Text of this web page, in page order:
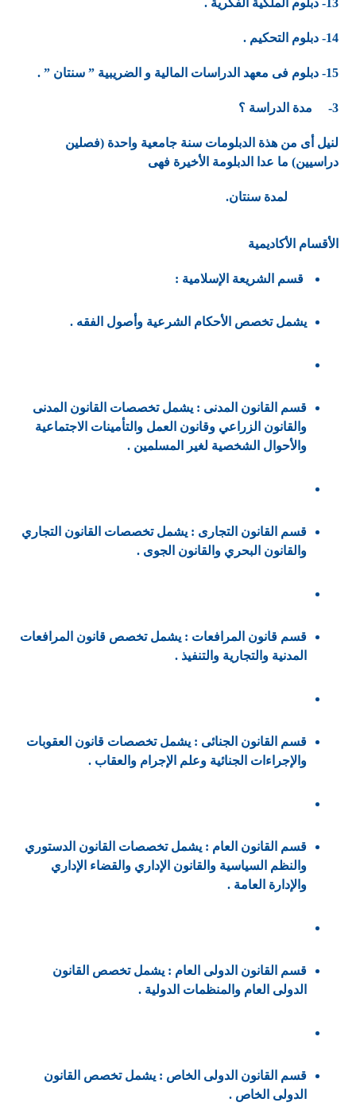
13- دبلوم الملكية الفكرية .
14- دبلوم التحكيم .
15- دبلوم فى معهد الدراسات المالية و الضريبية ” سنتان ” .
3- مدة الدراسة ؟
لنيل أى من هذة الدبلومات سنة جامعية واحدة (فصلين
دراسيين) ما عدا الدبلومة الأخيرة فهى
لمدة سنتان.
الأقسام الأكاديمية
قسم الشريعة الإسلامية :
يشمل تخصص الأحكام الشرعية وأصول الفقه .
قسم القانون المدنى : يشمل تخصصات القانون المدنى
والقانون الزراعي وقانون العمل والتأمينات الاجتماعية
والأحوال الشخصية لغير المسلمين .
قسم القانون التجارى : يشمل تخصصات القانون التجاري
والقانون البحري والقانون الجوى .
قسم قانون المرافعات : يشمل تخصص قانون المرافعات
المدنية والتجارية والتنفيذ .
قسم القانون الجنائى : يشمل تخصصات قانون العقوبات
والإجراءات الجنائية وعلم الإجرام والعقاب .
قسم القانون العام : يشمل تخصصات القانون الدستوري
والنظم السياسية والقانون الإداري والقضاء الإداري
والإدارة العامة .
قسم القانون الدولى العام : يشمل تخصص القانون
الدولى العام والمنظمات الدولية .
قسم القانون الدولى الخاص : يشمل تخصص القانون
الدولى الخاص .